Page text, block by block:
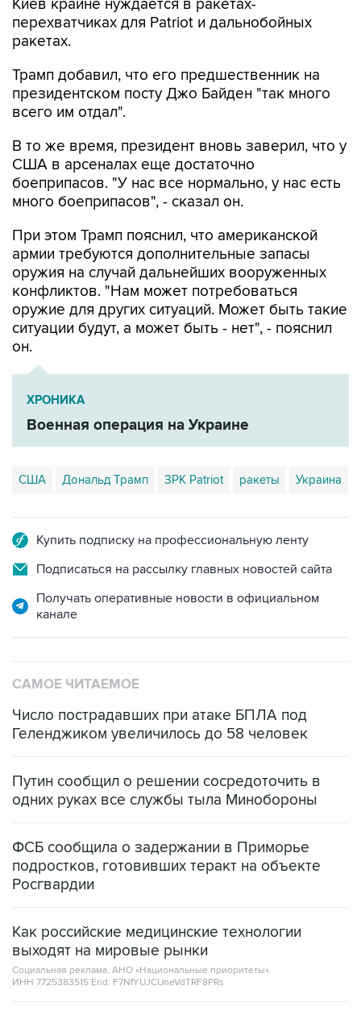
Киев крайне нуждается в ракетах-
перехватчиках для Patriot и дальнобойных
ракетах.
Трамп добавил, что его предшественник на
президентском посту Джо Байден "так много
всего им отдал".
В то же время, президент вновь заверил, что у
США в арсеналах еще достаточно
боеприпасов. "У нас все нормально, у нас есть
много боеприпасов", - сказал он.
При этом Трамп пояснил, что американской
армии требуются дополнительные запасы
оружия на случай дальнейших вооруженных
конфликтов. "Нам может потребоваться
оружие для других ситуаций. Может быть такие
ситуации будут, а может быть - нет", - пояснил
он.
ХРОНИКА
Военная операция на Украине
США Дональд Трамп ЗРК Patriot ракеты Украина
Купить подписку на профессиональную ленту
Подписаться на рассылку главных новостей сайта
Получать оперативные новости в официальном
канале
САМОЕ ЧИТАЕМОЕ
Число пострадавших при атаке БПЛА под
Геленджиком увеличилось до 58 человек
Путин сообщил о решении сосредоточить в
одних руках все службы тыла Минобороны
ФСБ сообщила о задержании в Приморье
подростков, готовивших теракт на объекте
Росгвардии
Как российские медицинские технологии
выходят на мировые рынки
Социальная реклама, АНО «Национальные приоритеты».
ИНН 7725383515 Erid: F7NfYUJCUneVdTRF8PRs